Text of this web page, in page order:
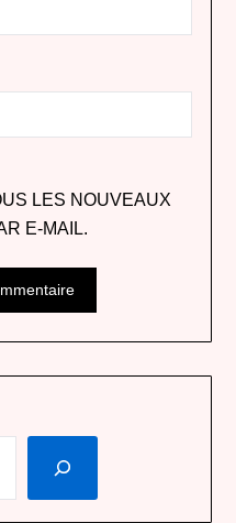
LES NOUVEAUX
E-MAIL.